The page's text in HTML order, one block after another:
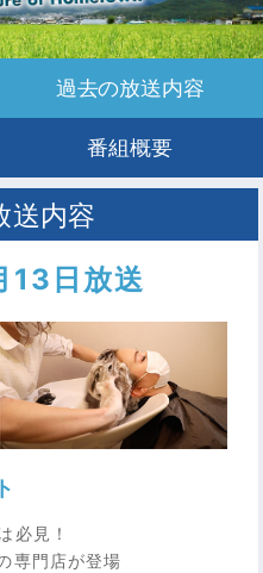
日放送
必見！
専門店が登場